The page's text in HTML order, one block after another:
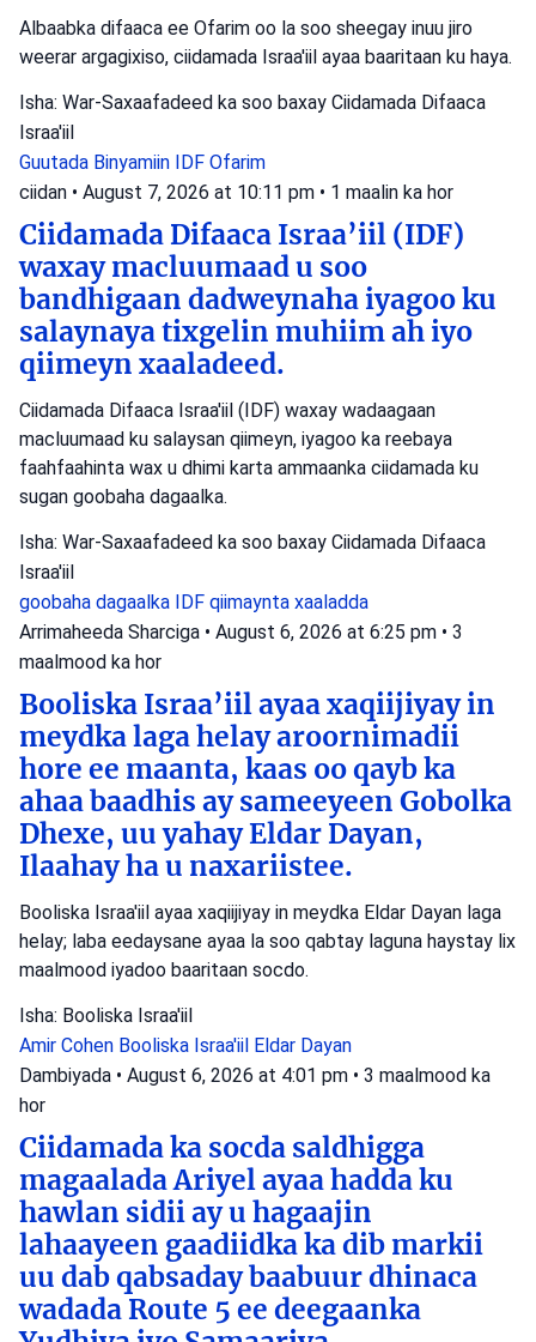
Albaabka difaaca ee Ofarim oo la soo sheegay inuu jiro
weerar argagixiso, ciidamada Israa'iil ayaa baaritaan ku haya.
Isha: War-Saxaafadeed ka soo baxay Ciidamada Difaaca
Israa'iil
Guutada Binyamiin IDF Ofarim
ciidan • August 7, 2026 at 10:11 pm • 1 maalin ka hor
Ciidamada Difaaca Israa’iil (IDF)
waxay macluumaad u soo
bandhigaan dadweynaha iyagoo ku
salaynaya tixgelin muhiim ah iyo
qiimeyn xaaladeed.
Ciidamada Difaaca Israa'iil (IDF) waxay wadaagaan
macluumaad ku salaysan qiimeyn, iyagoo ka reebaya
faahfaahinta wax u dhimi karta ammaanka ciidamada ku
sugan goobaha dagaalka.
Isha: War-Saxaafadeed ka soo baxay Ciidamada Difaaca
Israa'iil
goobaha dagaalka IDF qiimaynta xaaladda
Arrimaheeda Sharciga • August 6, 2026 at 6:25 pm • 3
maalmood ka hor
Booliska Israa’iil ayaa xaqiijiyay in
meydka laga helay aroornimadii
hore ee maanta, kaas oo qayb ka
ahaa baadhis ay sameeyeen Gobolka
Dhexe, uu yahay Eldar Dayan,
Ilaahay ha u naxariistee.
Booliska Israa'iil ayaa xaqiijiyay in meydka Eldar Dayan laga
helay; laba eedaysane ayaa la soo qabtay laguna haystay lix
maalmood iyadoo baaritaan socdo.
Isha: Booliska Israa'iil
Amir Cohen Booliska Israa'iil Eldar Dayan
Dambiyada • August 6, 2026 at 4:01 pm • 3 maalmood ka
hor
Ciidamada ka socda saldhigga
magaalada Ariyel ayaa hadda ku
hawlan sidii ay u hagaajin
lahaayeen gaadiidka ka dib markii
uu dab qabsaday baabuur dhinaca
wadada Route 5 ee deegaanka